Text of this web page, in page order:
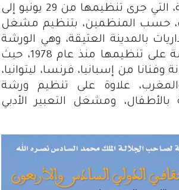
أما الدورة الصيفية، التي جرى تنظيمها من 29 يونيو إلى
حسب المنظمين، بتنظيم مشغل
بالمدينة العتيقة، وهي الورشة
قد دأبت المؤسسة على تنظيمها منذ عام 1978، حيث
فيها 17 فنانة وفنانا من إسبانيا، فرنسا، ليتوانيا،
والمغرب، علاوة على تنظيم ورشة
بالأطفال، ومشغل التعبير الأدبي